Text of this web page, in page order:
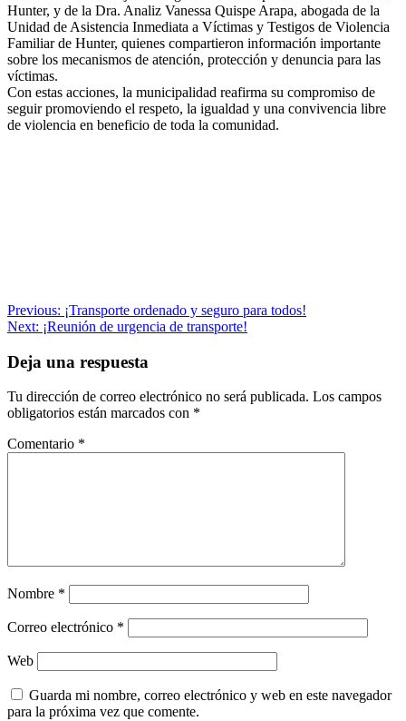
Hunter, y de la Dra. Analiz Vanessa Quispe Arapa, abogada de la
Unidad de Asistencia Inmediata a Víctimas y Testigos de Violencia
Familiar de Hunter, quienes compartieron información importante
sobre los mecanismos de atención, protección y denuncia para las
víctimas.
Con estas acciones, la municipalidad reafirma su compromiso de
seguir promoviendo el respeto, la igualdad y una convivencia libre
de violencia en beneficio de toda la comunidad.
Navegación
de
entradas
Previous: ¡Transporte ordenado y seguro para todos!
Next: ¡Reunión de urgencia de transporte!
Deja una respuesta
Tu dirección de correo electrónico no será publicada. Los campos
obligatorios están marcados con *
Comentario *
Nombre *
Correo electrónico *
Web
Guarda mi nombre, correo electrónico y web en este navegador
para la próxima vez que comente.